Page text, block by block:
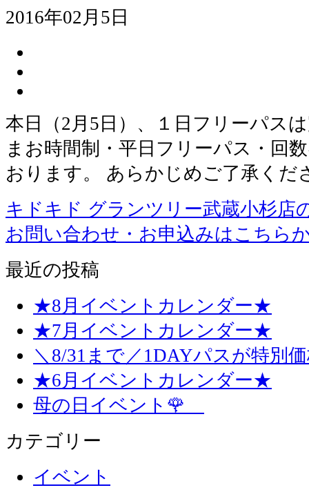
2016年02月5日
本日（2月5日）、１日フリーパス
まお時間制・平日フリーパス・回
おります。 あらかじめご了承くだ
キドキド グランツリー武蔵小杉店
お問い合わせ・お申込みはこちら
最近の投稿
★8月イベントカレンダー★
★7月イベントカレンダー★
＼8/31まで／1DAYパスが特別
★6月イベントカレンダー★
母の日イベント🌹
カテゴリー
イベント